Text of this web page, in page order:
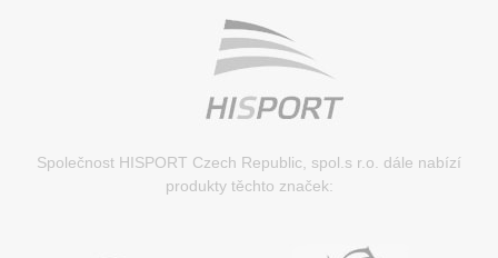
Společnost HISPORT Czech Republic, spol.s r.o. dále nabízí
produkty těchto značek: